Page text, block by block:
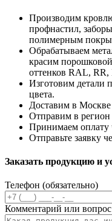
Производим
профнастил,
полимерным
Обрабатываем
красим
оттенков RAL, RR,
Изготовим детали
цвета.
Доставим в
Отправим в
Принимаем оплату
Отправьте заявку
Заказать продукцию и
Телефон (обязательно)
Комментарий или вопрос